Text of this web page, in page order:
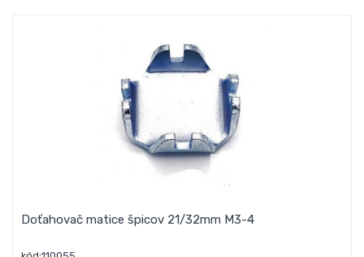
Doťahovač matice špicov 21/32mm M3-4